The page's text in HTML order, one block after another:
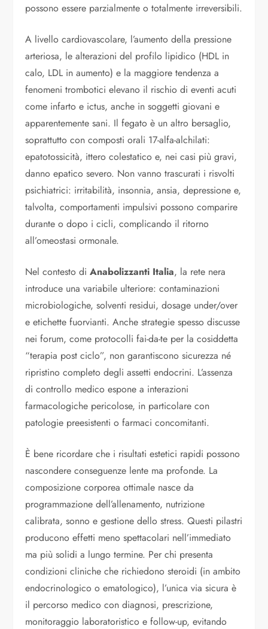
possono essere parzialmente o totalmente irreversibili.
A livello cardiovascolare, l’aumento della pressione
arteriosa, le alterazioni del profilo lipidico (HDL in
calo, LDL in aumento) e la maggiore tendenza a
fenomeni trombotici elevano il rischio di eventi acuti
come infarto e ictus, anche in soggetti giovani e
apparentemente sani. Il fegato è un altro bersaglio,
soprattutto con composti orali 17-alfa-alchilati:
epatotossicità, ittero colestatico e, nei casi più gravi,
danno epatico severo. Non vanno trascurati i risvolti
psichiatrici: irritabilità, insonnia, ansia, depressione e,
talvolta, comportamenti impulsivi possono comparire
durante o dopo i cicli, complicando il ritorno
all’omeostasi ormonale.
Nel contesto diAnabolizzanti Italia, la rete nera
introduce una variabile ulteriore: contaminazioni
microbiologiche, solventi residui, dosage under/over
e etichette fuorvianti. Anche strategie spesso discusse
nei forum, come protocolli fai-da-te per la cosiddetta
“terapia post ciclo”, non garantiscono sicurezza né
ripristino completo degli assetti endocrini. L’assenza
di controllo medico espone a interazioni
farmacologiche pericolose, in particolare con
patologie preesistenti o farmaci concomitanti.
È bene ricordare che i risultati estetici rapidi possono
nascondere conseguenze lente ma profonde. La
composizione corporea ottimale nasce da
programmazione dell’allenamento, nutrizione
calibrata, sonno e gestione dello stress. Questi pilastri
producono effetti meno spettacolari nell’immediato
ma più solidi a lungo termine. Per chi presenta
condizioni cliniche che richiedono steroidi (in ambito
endocrinologico o ematologico), l’unica via sicura è
il percorso medico con diagnosi, prescrizione,
monitoraggio laboratoristico e follow-up, evitando